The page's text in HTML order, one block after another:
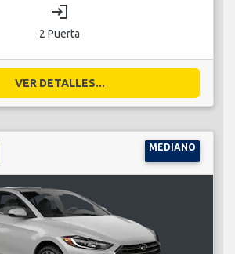
login
2 Puerta
VER DETALLES...
MEDIANO